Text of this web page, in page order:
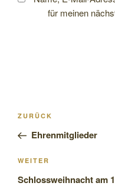
für meinen
Beitragsnavigation
Vorheriger
Beitrag
ZURÜCK
Ehrenmitglieder
Nächster
Beitrag
WEITER
Schlossweihnacht am